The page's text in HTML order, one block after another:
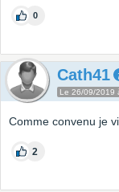
0
Cath41
Le 26/09/2019
Comme convenu je
2